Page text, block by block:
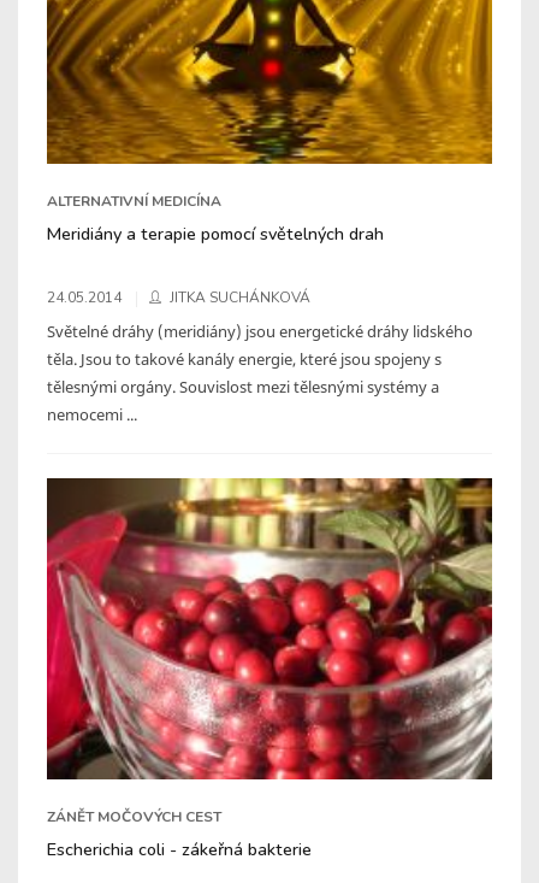
ALTERNATIVNÍ MEDICÍNA
Meridiány a terapie pomocí světelných drah
24.05.2014 JITKA SUCHÁNKOVÁ
Světelné dráhy (meridiány) jsou energetické dráhy lidského
těla. Jsou to takové kanály energie, které jsou spojeny s
tělesnými orgány. Souvislost mezi tělesnými systémy a
nemocemi ...
ZÁNĚT MOČOVÝCH CEST
Escherichia coli - zákeřná bakterie